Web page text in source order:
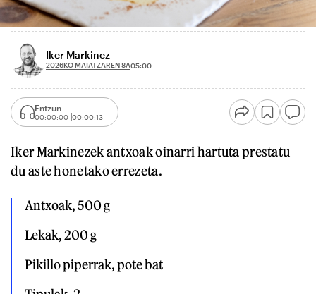
Iker Markinez
2026KO MAIATZAREN 8A05:00
Entzun
00:00:00 00:00:13
Iker Markinezek antxoak oinarri hartuta prestatu
du aste honetako errezeta.
Antxoak, 500 g
Lekak, 200 g
Pikillo piperrak, pote bat